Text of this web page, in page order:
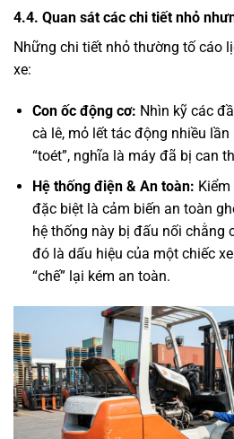
4.4. Quan sát các chi tiết nhỏ
Những chi tiết nhỏ thường tố cáo
xe:
Con ốc động cơ: Nhìn kỹ các
cà lê, mỏ lết tác động nhiều
“toét”, nghĩa là máy đã bị can
Hệ thống điện & An toàn:
đặc biệt là cảm biến an toàn
hệ thống này bị đấu nối chằng
đó là dấu hiệu của một chiếc
“chế” lại kém an toàn.